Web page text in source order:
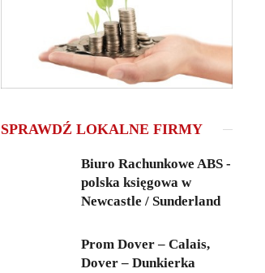
SPRAWDŹ LOKALNE FIRMY
Biuro Rachunkowe ABS -
polska księgowa w
Newcastle / Sunderland
Prom Dover – Calais,
Dover – Dunkierka